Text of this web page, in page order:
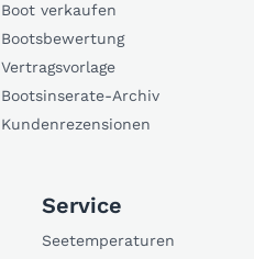
Boot verkaufen
Bootsbewertung
Vertragsvorlage
Bootsinserate-Archiv
Kundenrezensionen
Service
Seetemperaturen